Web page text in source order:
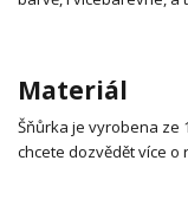
Materiál
Šňůrka je vyrobena ze
chcete dozvědět více